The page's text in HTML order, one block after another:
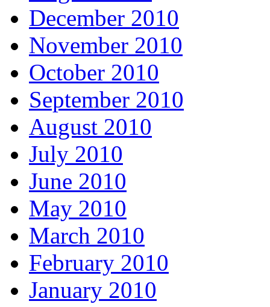
December 2010
November 2010
October 2010
September 2010
August 2010
July 2010
June 2010
May 2010
March 2010
February 2010
January 2010